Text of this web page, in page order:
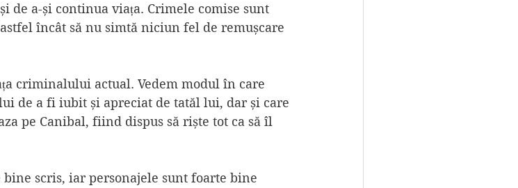
de a-și continua viața. Crimele comise sunt
încât să nu simtă niciun fel de remușcare
criminalului actual. Vedem modul în care
de a fi iubit și apreciat de tatăl lui, dar și care
pe Canibal, fiind dispus să riște tot ca să îl
scris, iar personajele sunt foarte bine